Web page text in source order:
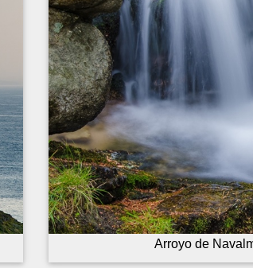
Arroyo de